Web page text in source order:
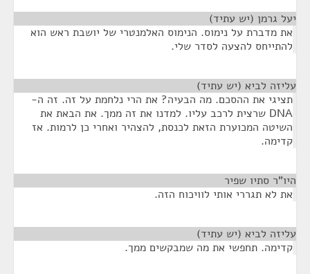
יעל גרמן (יש עתיד)
את מדברת על נימוס. הנימוס האלמנטרי של יושבת ראש הוא
להתייחס להצעה לסדר שלי.
עליזה לביא (יש עתיד)
תציגי את ההסכם. מה הבעיה? את הרי נלחמת על זה. זה ה-
DNA שרצית לרכב עליו. למדנו את זה ממך. את הבאת את
השיטה המכוערת הזאת לכנסת, להצהיר ואחרי כן לרמות. אז
קדימה.
היו"ר סתיו שפיר
את לא תגררי אותי לוויכוח הזה.
עליזה לביא (יש עתיד)
קדימה. תחפשי את מה שמבקשים ממך.